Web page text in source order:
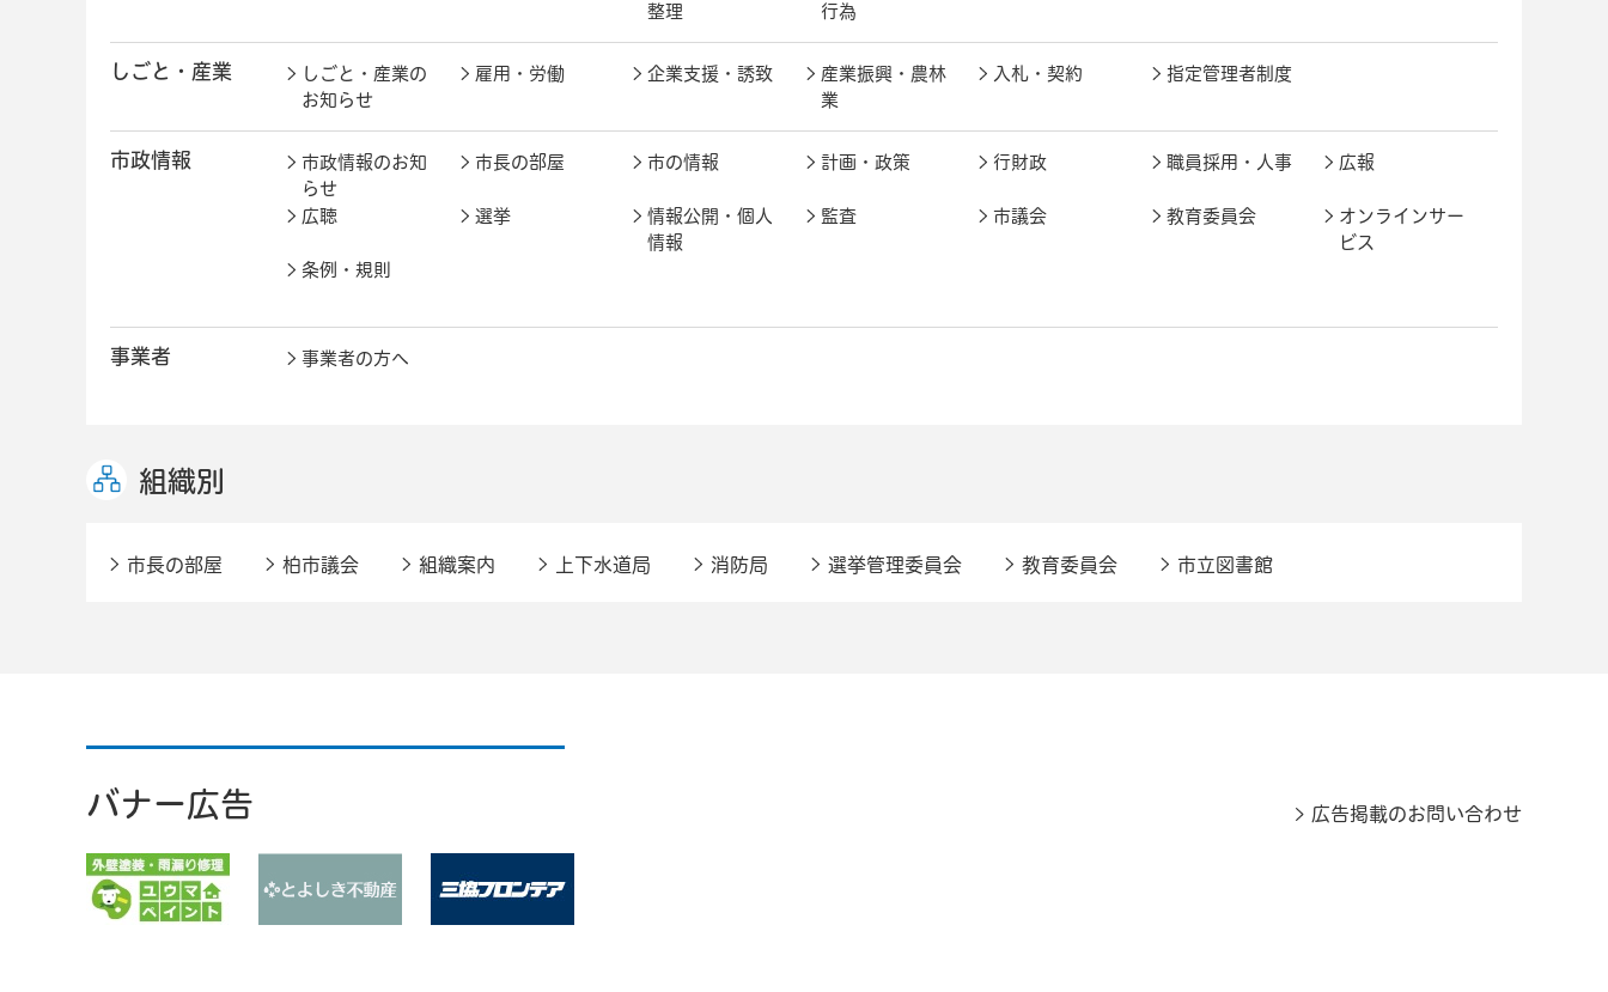
整理
行為
しごと・産業
しごと・産業の
お知らせ
雇用・労働 企業支援・誘致
産業振興・農林
業
入札・契約 指定管理者制度
市政情報
市政情報のお知
らせ
市長の部屋 市の情報 計画・政策 行財政 職員採用・人事 広報
広聴 選挙
情報公開・個人
情報
監査 市議会 教育委員会
オンラインサー
ビス
条例・規則
事業者 事業者の方へ
組織別
市長の部屋 柏市議会 組織案内 上下水道局 消防局 選挙管理委員会 教育委員会 市立図書館
バナー広告 広告掲載のお問い合わせ